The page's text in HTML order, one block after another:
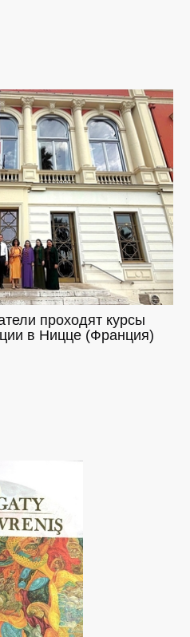
проходят курсы
в Ницце (Франция)